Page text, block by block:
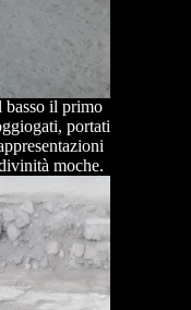
basso il primo
portati
moche.